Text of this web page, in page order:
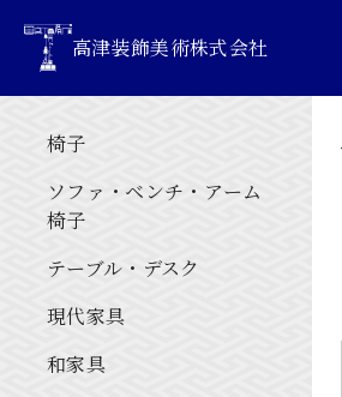
高津装飾美術株式会社
椅子
ソファ・ベンチ・アーム
椅子
テーブル・デスク
現代家具
和家具